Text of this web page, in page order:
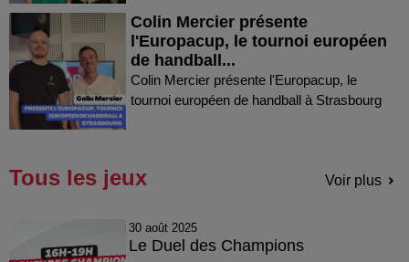
Colin Mercier présente
l'Europacup, le tournoi européen
de handball...
Colin Mercier présente l'Europacup, le
tournoi européen de handball à Strasbourg
Tous les jeux Voir plus
30 août 2025
Le Duel des Champions